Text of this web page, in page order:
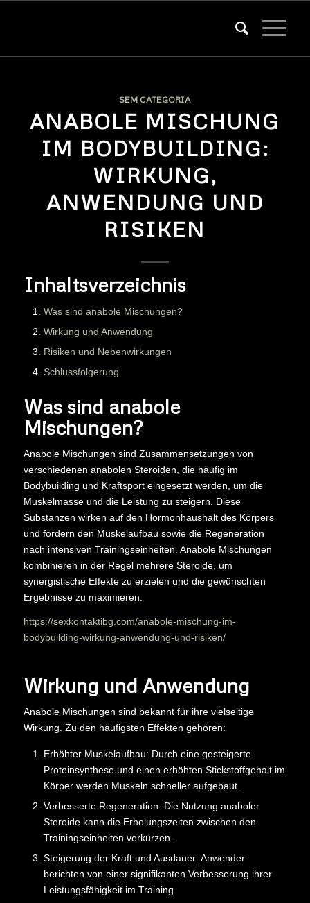
SEM CATEGORIA
ANABOLE MISCHUNG
IM BODYBUILDING:
WIRKUNG,
ANWENDUNG UND
RISIKEN
Inhaltsverzeichnis
Was sind anabole Mischungen?
Wirkung und Anwendung
Risiken und Nebenwirkungen
Schlussfolgerung
Was sind anabole
Mischungen?
Anabole Mischungen sind Zusammensetzungen von
verschiedenen anabolen Steroiden, die häufig im
Bodybuilding und Kraftsport eingesetzt werden, um die
Muskelmasse und die Leistung zu steigern. Diese
Substanzen wirken auf den Hormonhaushalt des Körpers
und fördern den Muskelaufbau sowie die Regeneration
nach intensiven Trainingseinheiten. Anabole Mischungen
kombinieren in der Regel mehrere Steroide, um
synergistische Effekte zu erzielen und die gewünschten
Ergebnisse zu maximieren.
https://sexkontaktibg.com/anabole-mischung-im-
bodybuilding-wirkung-anwendung-und-risiken/
Wirkung und Anwendung
Anabole Mischungen sind bekannt für ihre vielseitige
Wirkung. Zu den häufigsten Effekten gehören:
Erhöhter Muskelaufbau: Durch eine gesteigerte
Proteinsynthese und einen erhöhten Stickstoffgehalt im
Körper werden Muskeln schneller aufgebaut.
Verbesserte Regeneration: Die Nutzung anaboler
Steroide kann die Erholungszeiten zwischen den
Trainingseinheiten verkürzen.
Steigerung der Kraft und Ausdauer: Anwender
berichten von einer signifikanten Verbesserung ihrer
Leistungsfähigkeit im Training.